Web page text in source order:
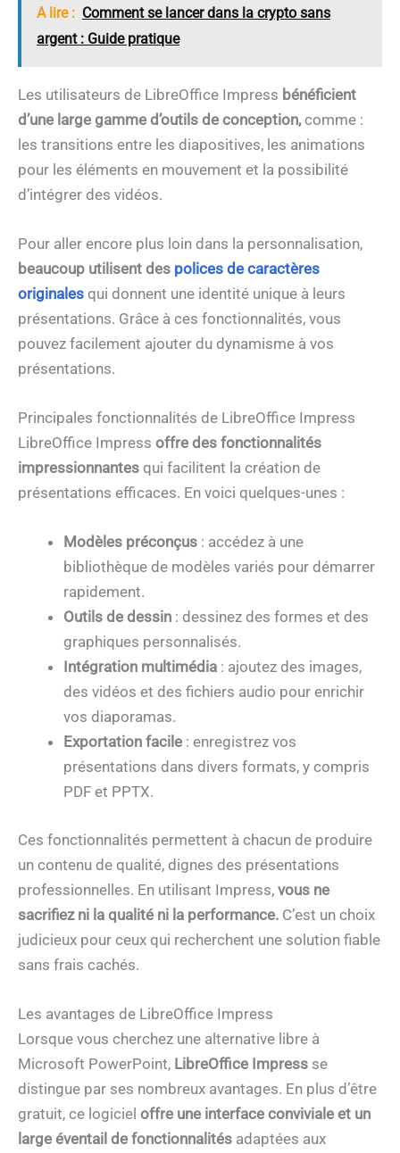
A lire : Comment se lancer dans la crypto sans
argent : Guide pratique
Les utilisateurs de LibreOffice Impress bénéficient
d’une large gamme d’outils de conception,comme :
les transitions entre les diapositives, les animations
pour les éléments en mouvement et la possibilité
d’intégrer des vidéos.
Pour aller encore plus loin dans la personnalisation,
beaucoup utilisent des polices de caractères
originales qui donnent une identité unique à leurs
présentations. Grâce à ces fonctionnalités, vous
pouvez facilement ajouter du dynamisme à vos
présentations.
Principales fonctionnalités de LibreOffice Impress
LibreOffice Impress offre des fonctionnalités
impressionnantes qui facilitent la création de
présentations efficaces. En voici quelques-unes :
Modèles préconçus : accédez à une
bibliothèque de modèles variés pour démarrer
rapidement.
Outils de dessin : dessinez des formes et des
graphiques personnalisés.
Intégration multimédia : ajoutez des images,
des vidéos et des fichiers audio pour enrichir
vos diaporamas.
Exportation facile : enregistrez vos
présentations dans divers formats, y compris
PDF et PPTX.
Ces fonctionnalités permettent à chacun de produire
un contenu de qualité, dignes des présentations
professionnelles. En utilisant Impress, vous ne
sacrifiez ni la qualité ni la performance. C’est un choix
judicieux pour ceux qui recherchent une solution fiable
sans frais cachés.
Les avantages de LibreOffice Impress
Lorsque vous cherchez une alternative libre à
Microsoft PowerPoint, LibreOffice Impress se
distingue par ses nombreux avantages. En plus d’être
gratuit, ce logiciel offre une interface conviviale et un
large éventail de fonctionnalités adaptées aux